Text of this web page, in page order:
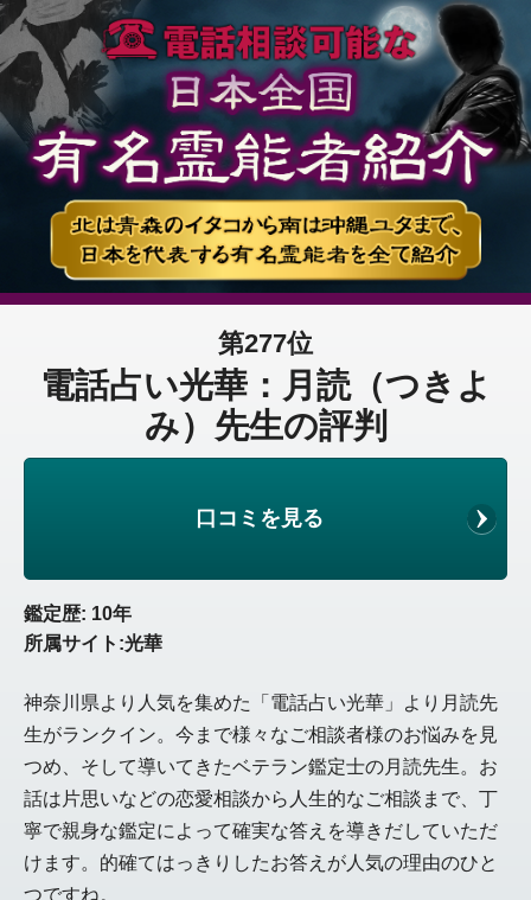
第277位
電話占い光華：月読（つきよ
み）先生の評判
口コミを見る
鑑定歴: 10年
所属サイト:光華
神奈川県より人気を集めた「電話占い光華」より月読先
生がランクイン。今まで様々なご相談者様のお悩みを見
つめ、そして導いてきたベテラン鑑定士の月読先生。お
話は片思いなどの恋愛相談から人生的なご相談まで、丁
寧で親身な鑑定によって確実な答えを導きだしていただ
けます。的確てはっきりしたお答えが人気の理由のひと
つですね。